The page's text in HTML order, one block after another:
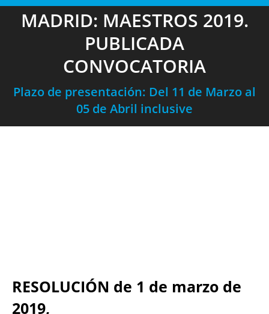
MADRID: MAESTROS 2019.
PUBLICADA
CONVOCATORIA
Plazo de presentación: Del 11 de Marzo al
05 de Abril inclusive
RESOLUCIÓN de 1 de marzo de
2019,